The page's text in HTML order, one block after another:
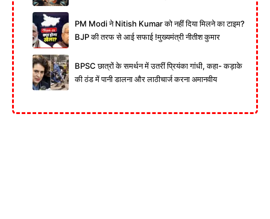
PM Modi ने Nitish Kumar को नहीं दिया मिलने का टाइम?
BJP की तरफ से आई सफाई !मुख्यमंत्री नीतीश कुमार
BPSC छात्रों के समर्थन में उतरीं प्रियंका गांधी, कहा- कड़ाके
की ठंड में पानी डालना और लाठीचार्ज करना अमानवीय